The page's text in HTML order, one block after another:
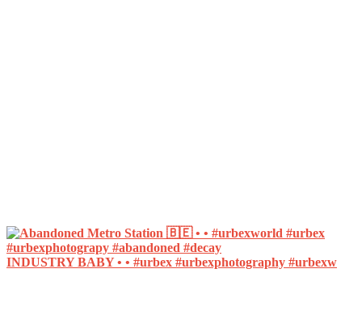
INDUSTRY BABY • • #urbex #urbexphotography #urbexw